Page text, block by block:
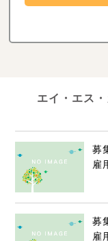
エイ・エス
募
雇
募
雇